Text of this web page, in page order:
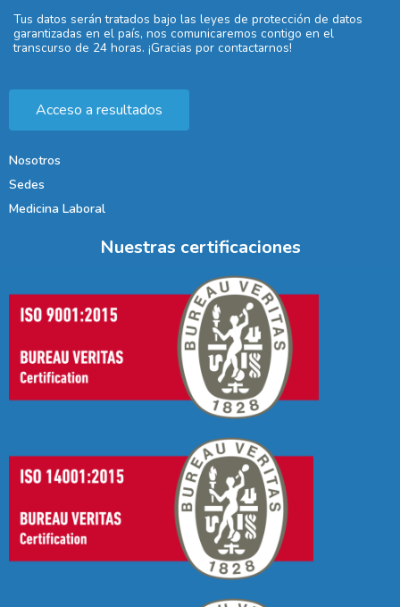
Tus datos serán tratados bajo las leyes de protección de datos
garantizadas en el país, nos comunicaremos contigo en el
transcurso de 24 horas. ¡Gracias por contactarnos!
Acceso a resultados
Nosotros
Sedes
Medicina Laboral
Nuestras certificaciones